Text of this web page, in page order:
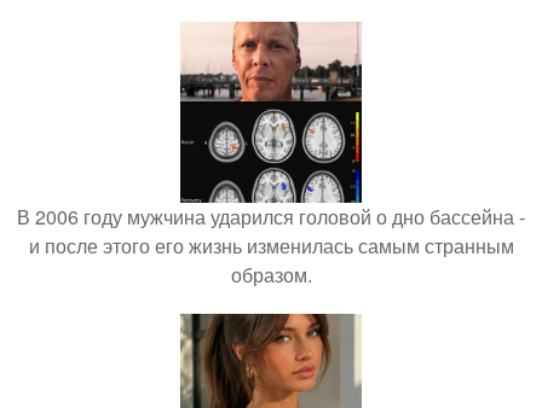
В 2006 году мужчина ударился головой о дно бассейна -
и после этого его жизнь изменилась самым странным
образом.